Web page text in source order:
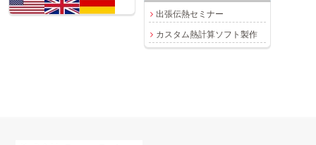
出張伝熱セミナー
カスタム熱計算ソフト製作